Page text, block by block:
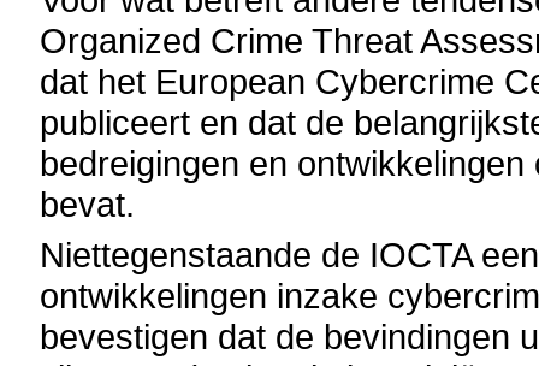
Organized Crime Threat
dat het European Cybercrime
publiceert en dat de
bedreigingen en
bevat.
Niettegenstaande de IOCTA
ontwikkelingen inzake
bevestigen dat de bevindingen